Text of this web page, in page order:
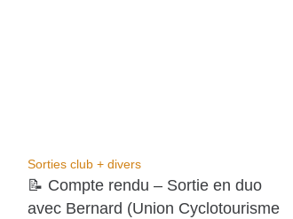
Sorties club + divers
📝 Compte rendu – Sortie en duo
avec Bernard (Union Cyclotourisme